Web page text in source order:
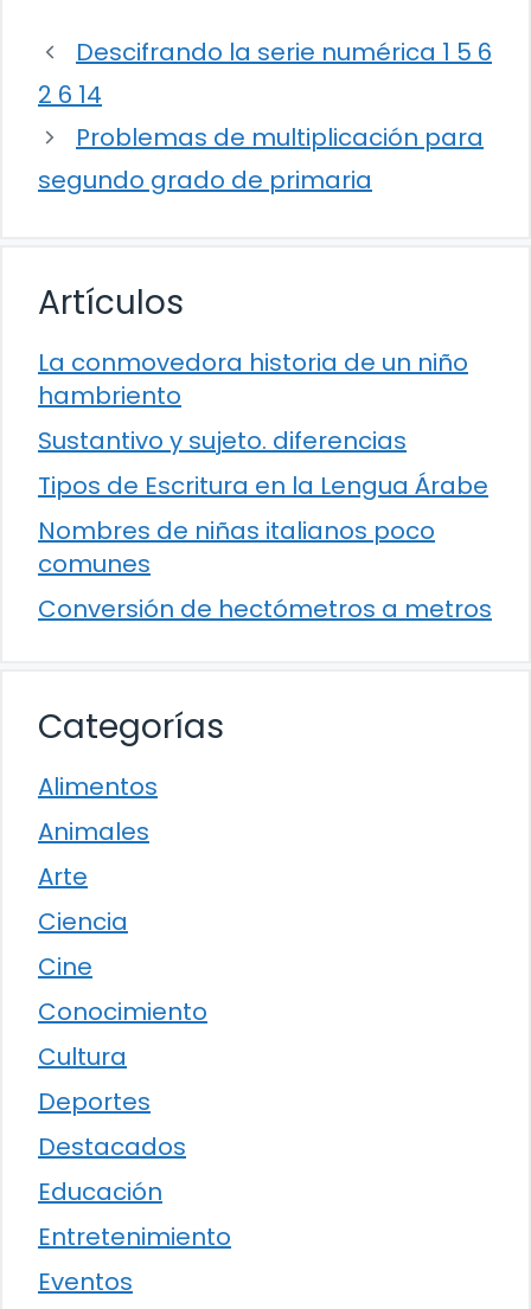
Descifrando la serie numérica 1 5 6
2 6 14
Problemas de multiplicación para
segundo grado de primaria
Artículos
La conmovedora historia de un niño
hambriento
Sustantivo y sujeto. diferencias
Tipos de Escritura en la Lengua Árabe
Nombres de niñas italianos poco
comunes
Conversión de hectómetros a metros
Categorías
Alimentos
Animales
Arte
Ciencia
Cine
Conocimiento
Cultura
Deportes
Destacados
Educación
Entretenimiento
Eventos